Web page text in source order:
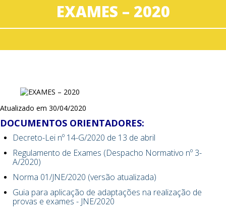
EXAMES – 2020
Atualizado em 30/04/2020
DOCUMENTOS ORIENTADORES:
Decreto-Lei nº 14-G/2020 de 13 de abril
Regulamento de Exames (Despacho Normativo nº 3-
A/2020)
Norma 01/JNE/2020 (versão atualizada)
Guia para aplicação de adaptações na realização de
provas e exames - JNE/2020